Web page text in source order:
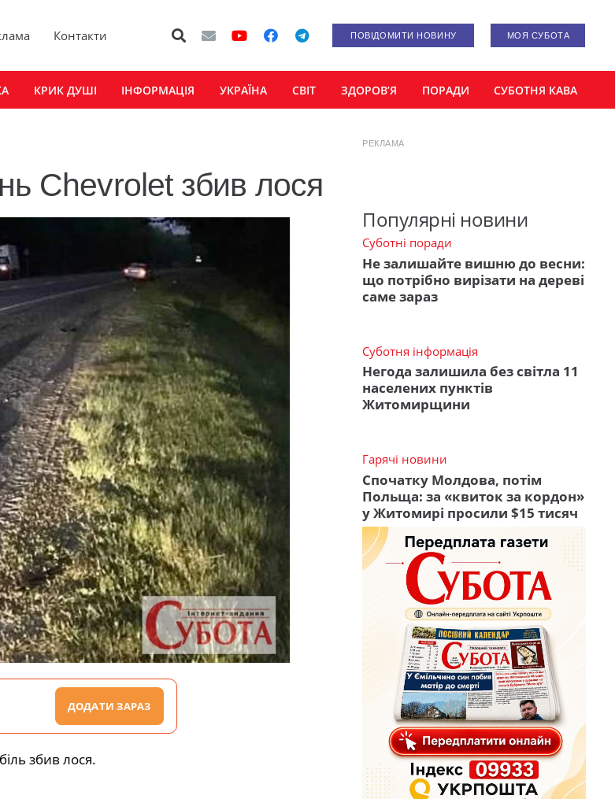
Контакти ПОВІДОМИТИ НОВИНУ МОЯ СУБОТА
КРИК ДУШІ ІНФОРМАЦІЯ УКРАЇНА СВІТ ЗДОРОВ’Я ПОРАДИ СУБОТНЯ КАВА
Chevrolet збив лося
ДОДАТИ ЗАРАЗ
збив лося.
РЕКЛАМА
Популярні новини
Суботні поради
Не залишайте вишню до весни:
що потрібно вирізати на дереві
саме зараз
Суботня інформація
Негода залишила без світла 11
населених пунктів
Житомирщини
Гарячі новини
Спочатку Молдова, потім
Польща: за «квиток за кордон»
у Житомирі просили $15 тисяч